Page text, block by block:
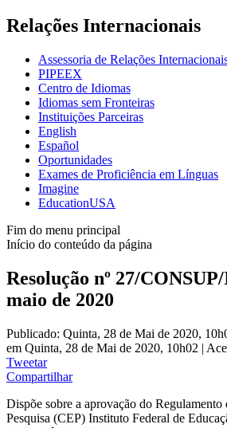
Relações Internacionais
Assessoria de Relações
PIPEEX
Centro de Idiomas
Idiomas sem Fronteiras
Instituições Parceiras
English
Español
Oportunidades
Exames de Proficiência em Línguas
Imagine
EducationUSA
Fim do menu principal
Início do conteúdo da página
Resolução nº 27/
maio de 2020
Publicado: Quinta, 28 de Mai de 2020,
em Quinta, 28 de Mai de 2020, 10h02 |
Tweetar
Compartilhar
Dispõe sobre a aprovação do
Pesquisa (CEP) Instituto Federal de